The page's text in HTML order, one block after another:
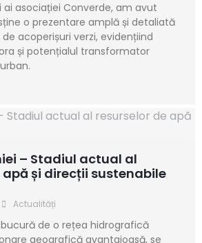
asociației Converde, am avut
o prezentare amplă și detaliată
acoperișuri verzi, evidențiind
și potențialul transformator
– Stadiul actual al
apă și direcții sustenabile
Actualități
de o rețea hidrografică
geografică avantajoasă, se